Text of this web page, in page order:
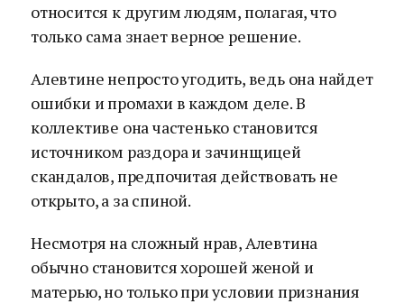
относится к другим людям, полагая, что
только сама знает верное решение.
Алевтине непросто угодить, ведь она найдет
ошибки и промахи в каждом деле. В
коллективе она частенько становится
источником раздора и зачинщицей
скандалов, предпочитая действовать не
открыто, а за спиной.
Несмотря на сложный нрав, Алевтина
обычно становится хорошей женой и
матерью, но только при условии признания